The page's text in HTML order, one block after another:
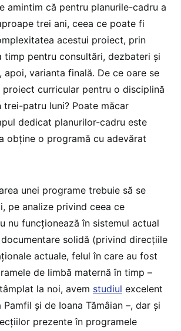
amintim că pentru planurile-cadru a
trei ani, ceea ce poate fi
acestui proiect, prin
timp pentru consultări, dezbateri și
apoi, varianta finală. De ce oare se
proiect curricular pentru o disciplină
trei-patru luni? Poate măcar
dedicat planurilor-cadru este
obține o programă cu adevărat
unei programe trebuie să se
pe analize privind ceea ce
nu funcționează în sistemul actual
solidă (privind direcțiile
actuale, felul în care au fost
de limbă maternă în timp –
la noi, avem studiul excelent
și de Ioana Tămâian –, dar și
prezente în programele